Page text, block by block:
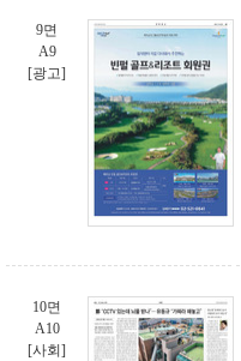
9면
A9
[광고]
10면
A10
[사회]